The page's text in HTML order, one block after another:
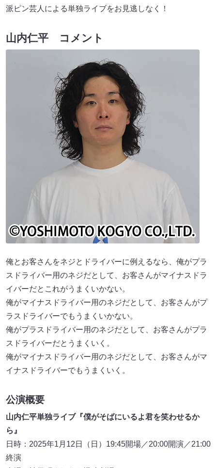
派ピン芸人による単独ライブをお見逃しなく！
山内仁平 コメント
俺とお客さんをネジとドライバーに例えるなら、俺がプラ
スドライバー用のネジだとして、お客さんがマイナスドラ
イバーだとこれがうまくいかない。
俺がマイナスドライバー用のネジだとして、お客さんがプ
ラスドライバーでもうまくいかない。
俺がプラスドライバー用のネジだとして、お客さんがプラ
スドライバーだとうまくいく。
俺がマイナスドライバー用のネジだとして、お客さんがマ
イナスドライバーでもうまくいく。
公演概要
山内仁平単独ライブ『僕がそばにいるよ君を笑わせるか
ら』
日時：2025年1月12日（日）19:45開場／20:00開演／21:00
終演